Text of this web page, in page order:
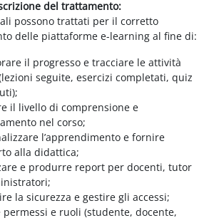
del trattamento:
possono trattati per il corretto
delle piattaforme e-learning al fine di:
il progresso e tracciare le attività
seguite, esercizi completati, quiz
il livello di comprensione e
nel corso;
l’apprendimento e fornire
alla didattica;
e produrre report per docenti, tutor
la sicurezza e gestire gli accessi;
permessi e ruoli (studente, docente,